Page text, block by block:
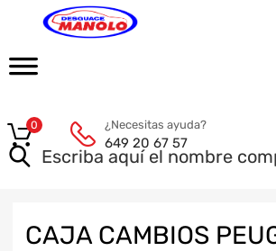
¿Necesitas ayuda?
649 20 67 57
0
CAJA CAMBIOS